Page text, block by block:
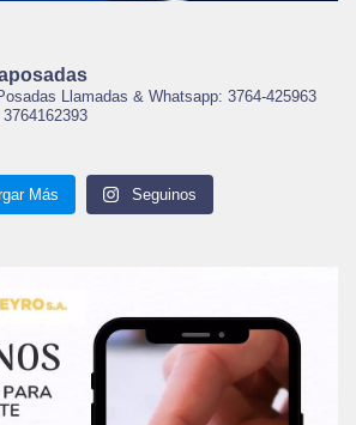
Llamadas & Whatsapp: 3764-425963
Más Seguinos